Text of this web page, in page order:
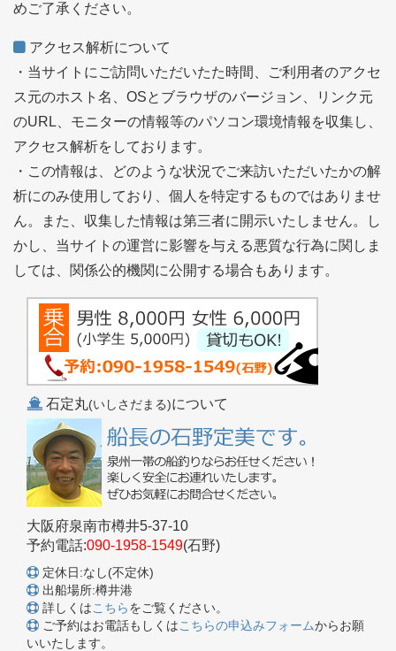
めご了承ください。
アクセス解析について
・当サイトにご訪問いただいたた時間、ご利用者のアクセ
ス元のホスト名、OSとブラウザのバージョン、リンク元
のURL、モニターの情報等のパソコン環境情報を収集し、
アクセス解析をしております。
・この情報は、どのような状況でご来訪いただいたかの解
析にのみ使用しており、個人を特定するものではありませ
ん。また、収集した情報は第三者に開示いたしません。し
かし、当サイトの運営に影響を与える悪質な行為に関しま
しては、関係公的機関に公開する場合もあります。
石定丸(いしさだまる)について
大阪府泉南市樽井5-37-10
予約電話:090-1958-1549(石野)
定休日:なし(不定休)
出船場所:樽井港
詳しくはこちらをご覧ください。
ご予約はお電話もしくはこちらの申込みフォームからお願
いいたします。